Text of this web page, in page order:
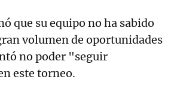
que su equipo no ha sabido
volumen de oportunidades
no poder "seguir
este torneo.